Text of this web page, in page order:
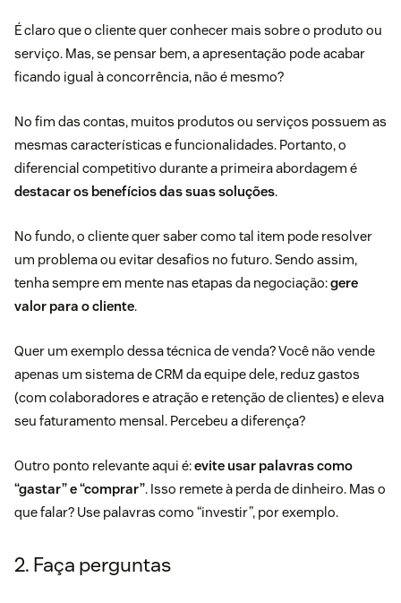
É claro que o cliente quer conhecer mais sobre o produto ou
serviço. Mas, se pensar bem, a apresentação pode acabar
ficando igual à concorrência, não é mesmo?
No fim das contas, muitos produtos ou serviços possuem as
mesmas características e funcionalidades. Portanto, o
diferencial competitivo durante a primeira abordagem é
destacar os benefícios das suas soluções.
No fundo, o cliente quer saber como tal item pode resolver
um problema ou evitar desafios no futuro. Sendo assim,
tenha sempre em mente nas etapas da negociação:gere
valor para o cliente.
Quer um exemplo dessa técnica de venda? Você não vende
apenas um sistema de CRM da equipe dele, reduz gastos
(com colaboradores e atração e retenção de clientes) e eleva
seu faturamento mensal. Percebeu a diferença?
Outro ponto relevante aqui é:evite usar palavras como
“gastar” e “comprar”. Isso remete à perda de dinheiro. Mas o
que falar? Use palavras como “investir”, por exemplo.
2. Faça perguntas